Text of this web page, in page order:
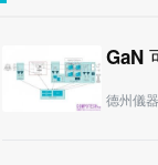
GaN
德州儀器